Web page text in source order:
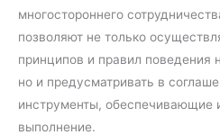
многостороннего
позволяют не только
принципов и правил
но и предусматривать в
инструменты, обеспечивающие
выполнение.